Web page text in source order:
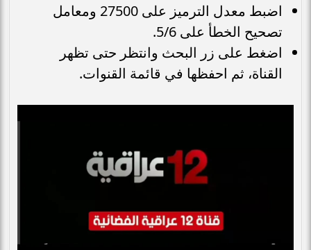
اضبط معدل الترميز على 27500 ومعامل
تصحيح الخطأ على 5/6.
اضغط على زر البحث وانتظر حتى تظهر
القناة، ثم احفظها في قائمة القنوات.